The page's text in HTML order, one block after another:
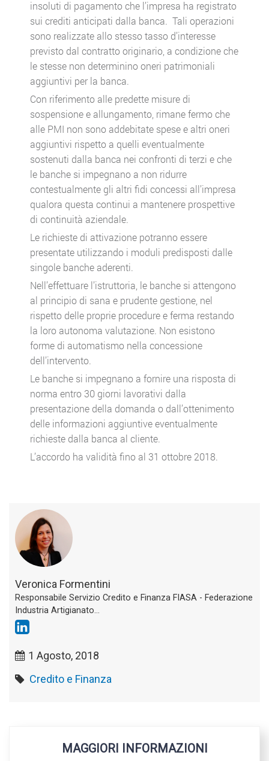
insoluti di pagamento che l’impresa ha registrato
sui crediti anticipati dalla banca. Tali operazioni
sono realizzate allo stesso tasso d’interesse
previsto dal contratto originario, a condizione che
le stesse non determinino oneri patrimoniali
aggiuntivi per la banca.
Con riferimento alle predette misure di
sospensione e allungamento, rimane fermo che
alle PMI non sono addebitate spese e altri oneri
aggiuntivi rispetto a quelli eventualmente
sostenuti dalla banca nei confronti di terzi e che
le banche si impegnano a non ridurre
contestualmente gli altri fidi concessi all’impresa
qualora questa continui a mantenere prospettive
di continuità aziendale.
Le richieste di attivazione potranno essere
presentate utilizzando i moduli predisposti dalle
singole banche aderenti.
Nell’effettuare l’istruttoria, le banche si attengono
al principio di sana e prudente gestione, nel
rispetto delle proprie procedure e ferma restando
la loro autonoma valutazione. Non esistono
forme di automatismo nella concessione
dell’intervento.
Le banche si impegnano a fornire una risposta di
norma entro 30 giorni lavorativi dalla
presentazione della domanda o dall’ottenimento
delle informazioni aggiuntive eventualmente
richieste dalla banca al cliente.
L’accordo ha validità fino al 31 ottobre 2018.
Veronica Formentini
Responsabile Servizio Credito e Finanza FIASA - Federazione
Industria Artigianato...
1 Agosto, 2018
Credito e Finanza
MAGGIORI INFORMAZIONI